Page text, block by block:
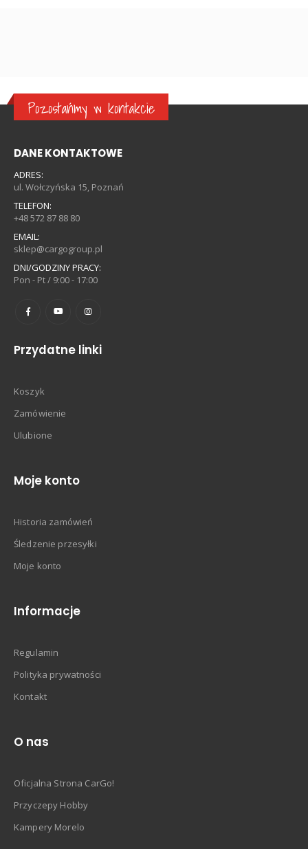
Pozostańmy w kontakcie
DANE KONTAKTOWE
ADRES:
ul. Wołczyńska 15, Poznań
TELEFON:
+48 572 87 88 80
EMAIL:
sklep@cargogroup.pl
DNI/GODZINY PRACY:
Pon - Pt / 9:00 - 17:00
Przydatne linki
Koszyk
Zamówienie
Ulubione
Moje konto
Historia zamówień
Śledzenie przesyłki
Moje konto
Informacje
Regulamin
Polityka prywatności
Kontakt
O nas
Oficjalna Strona CarGo!
Przyczepy Hobby
Kampery Morelo